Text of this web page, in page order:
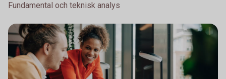
Fundamental och teknisk analys